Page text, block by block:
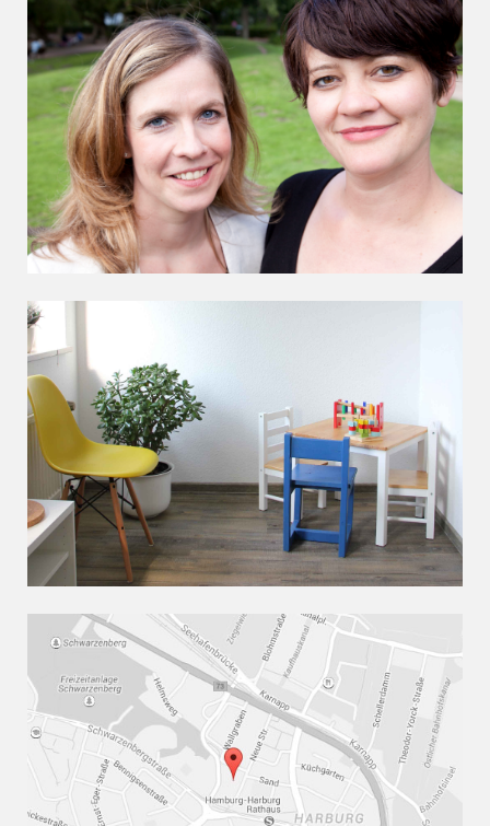
Wir stellen uns vor.
Unsere Praxisräume und Arbeitsweise.
So nehmen Sie zu uns Kontakt auf.